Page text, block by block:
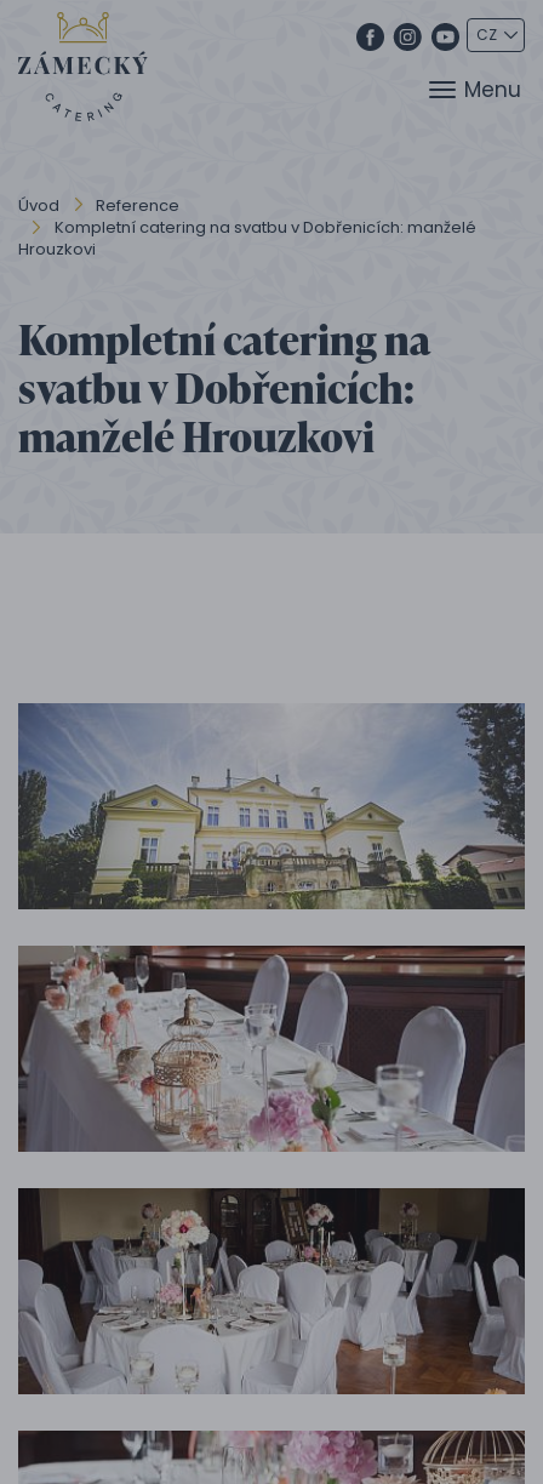
Menu
Úvod
Reference
Kompletní catering na svatbu v Dobřenicích: manželé
Hrouzkovi
Kompletní catering na
svatbu v Dobřenicích:
manželé Hrouzkovi